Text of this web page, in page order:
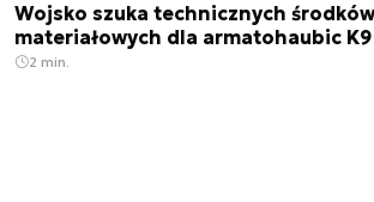
Wojsko szuka technicznych środków
materiałowych dla armatohaubic K9
2 min.